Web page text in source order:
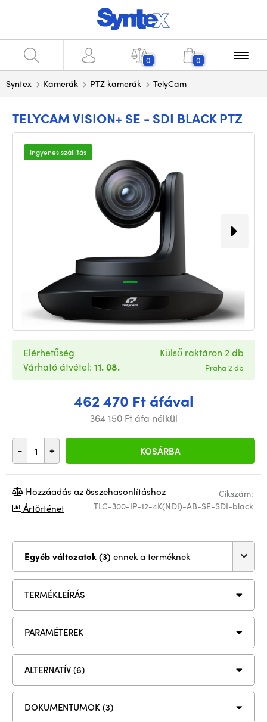
0 0
Syntex Kamerák PTZ kamerák TelyCam
TELYCAM VISION+ SE - SDI BLACK PTZ
Ingyenes szállítás
462 470 Ft áfával
364 150 Ft áfa nélkül
- + KOSÁRBA
Elérhetőség
Várható átvétel: 11. 08.
Külső raktáron 2 db
Praha 2 db
Cikszám:
TLC-300-IP-12-4K(NDI)-AB-SE-SDI-black
Hozzáadás az összehasonlításhoz
Ártörténet
Egyéb változatok (3) ennek a terméknek
TERMÉKLEÍRÁS
PARAMÉTEREK
ALTERNATÍV (6)
DOKUMENTUMOK (3)